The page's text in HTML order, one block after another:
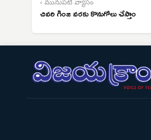
‹ మునుపటి వ్యాసం
చివరి గింజ వరకు కొనుగోలు చేస్తాం